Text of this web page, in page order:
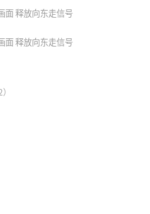
面 释放向东走信号
面 释放向东走信号